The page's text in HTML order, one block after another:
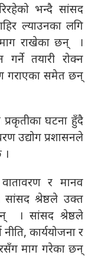
भन्दै सांसद
ल्याउनका लगि
माग राखेका छन् ।
तयारी रोक्न
गराएका समेत छन्
प्रकृतीका घटना हुँदै
उद्योग प्रशासनले
र मानव
श्रेष्ठले उक्त
। सांसद श्रेष्ठले
नीति, कार्ययोजना र
माग गरेका छन्